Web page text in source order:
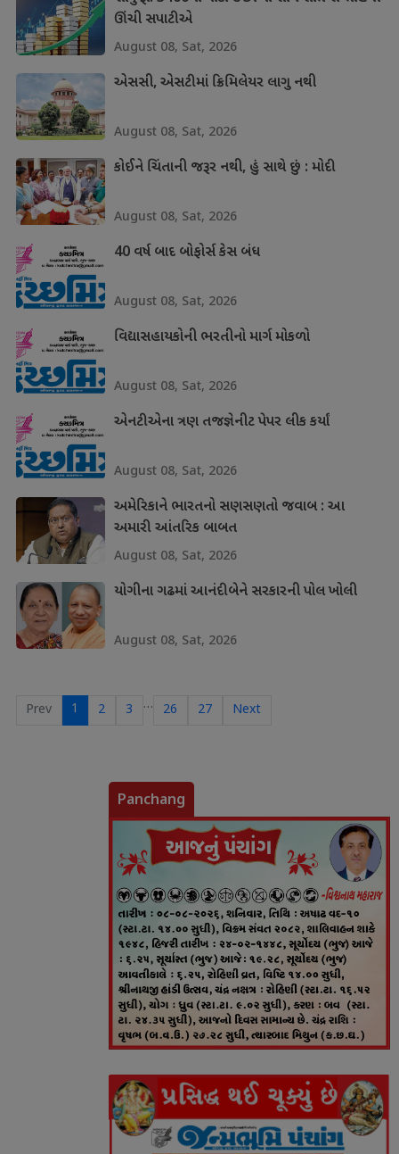
ઊંચી સપાટીએ
August 08, Sat, 2026
એસસી, એસટીમાં ક્રિમિલેયર લાગુ નથી
August 08, Sat, 2026
કોઈને ચિંતાની જરૂર નથી, હું સાથે છું : મોદી
August 08, Sat, 2026
40 વર્ષ બાદ બોફોર્સ કેસ બંધ
August 08, Sat, 2026
વિદ્યાસહાયકોની ભરતીનો માર્ગ મોકળો
August 08, Sat, 2026
એનટીએના ત્રણ તજજ્ઞેનીટ પેપર લીક કર્યાં
August 08, Sat, 2026
અમેરિકાને ભારતનો સણસણતો જવાબ : આ
અમારી આંતરિક બાબત
August 08, Sat, 2026
યોગીના ગઢમાં આનંદીબેને સરકારની પોલ ખોલી
August 08, Sat, 2026
Prev 1 2 3 … 26 27 Next
Panchang